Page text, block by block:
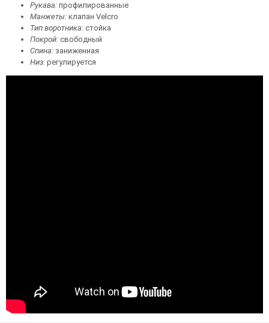
Рукава: профилированные
Манжеты: клапан Velcro
Тип воротника: стойка
Покрой: свободный
Спина: заниженная
Низ: регулируется